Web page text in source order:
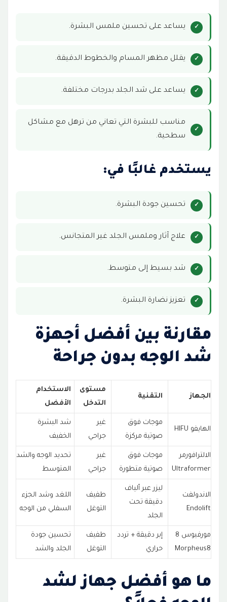
يساعد على تحسين ملمس البشرة.
يقلل مظهر المسام والخطوط الدقيقة.
يساعد على شد الجلد بدرجات مختلفة.
مناسب للبشرة التي تعاني من ترهل مع مشاكل
سطحية.
يستخدم غالبًا في:
تحسين جودة البشرة.
علاج آثار وملمس الجلد غير المتجانس.
شد بسيط إلى متوسط.
تعزيز نضارة البشرة.
مقارنة بين أفضل أجهزة
شد الوجه بدون جراحة
الجهاز التقنية
مستوى
التدخل
الاستخدام
الأفضل
الهايفو HIFU
موجات فوق
صوتية مركزة
غير
جراحي
شد البشرة
الخفيف
الالترافورمر
Ultraformer
موجات فوق
صوتية متطورة
غير
جراحي
تحديد الوجه والشد
المتوسط
الاندولفت
Endolift
ليزر عبر ألياف
دقيقة تحت
الجلد
طفيف
التوغل
اللغد وشد الجزء
السفلي من الوجه
مورفيوس 8
Morpheus8
إبر دقيقة + تردد
حراري
طفيف
التوغل
تحسين جودة
الجلد والشد
ما هو أفضل جهاز لشد